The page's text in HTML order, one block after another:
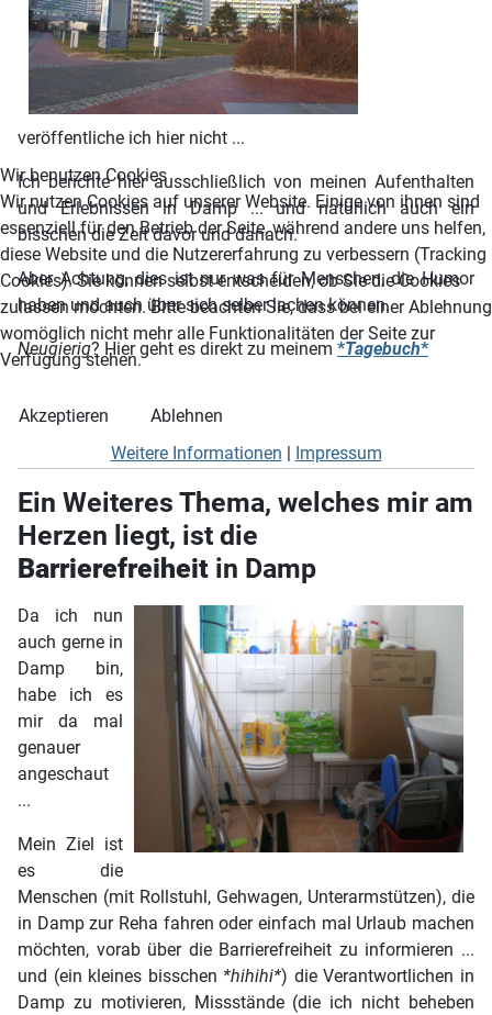
veröffentliche ich hier nicht ...
Ich berichte hier ausschließlich von meinen Aufenthalten
und Erlebnissen in Damp ... und natürlich auch ein
bisschen die Zeit davor und danach.
Aber Achtung, dies ist nur was für Menschen, die Humor
haben und auch über sich selber lachen können.
Neugierig? Hier geht es direkt zu meinem *Tagebuch*
Ein Weiteres Thema, welches mir am
Herzen liegt, ist die
Barrierefreiheit in Damp
Da ich nun
auch gerne in
Damp bin,
habe ich es
mir da mal
genauer
angeschaut
...
Mein Ziel ist
es die
Menschen (mit Rollstuhl, Gehwagen, Unterarmstützen), die
in Damp zur Reha fahren oder einfach mal Urlaub machen
möchten, vorab über die Barrierefreiheit zu informieren ...
und (ein kleines bisschen *hihihi*) die Verantwortlichen in
Damp zu motivieren, Missstände (die ich nicht beheben
Wir benutzen Cookies
Wir nutzen Cookies auf unserer Website. Einige von ihnen sind
essenziell für den Betrieb der Seite, während andere uns helfen,
diese Website und die Nutzererfahrung zu verbessern (Tracking
Cookies). Sie können selbst entscheiden, ob Sie die Cookies
zulassen möchten. Bitte beachten Sie, dass bei einer Ablehnung
womöglich nicht mehr alle Funktionalitäten der Seite zur
Verfügung stehen.
Akzeptieren
Ablehnen
Weitere Informationen | Impressum